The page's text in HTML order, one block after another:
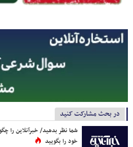
در بحث مشارکت کنید
شما نظر بدهید/ خبرآنلاین را
خود را بگویید